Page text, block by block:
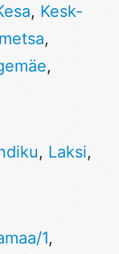
, Kesk-
,
,
, Laksi,
1,